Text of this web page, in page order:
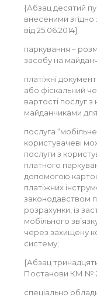
{Абзац десятий
внесеними
від 25.06.2014}
паркування –
засобу на
платіжні
або фіскальний
вартості послуг
майданчиками
послуга
користувачеві
послуги з
платного
допомогою
платіжних
законодавством
розрахунки, із
мобільного
через захищену
систему;
{Абзац
Постанови КМ №
спеціально